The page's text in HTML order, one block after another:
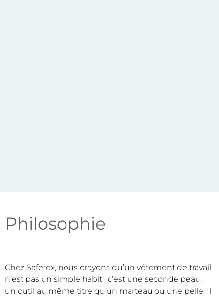
Philosophie
Chez Safetex, nous croyons qu’un vêtement de travail
n’est pas un simple habit : c’est une seconde peau,
un outil au même titre qu’un marteau ou une pelle. Il